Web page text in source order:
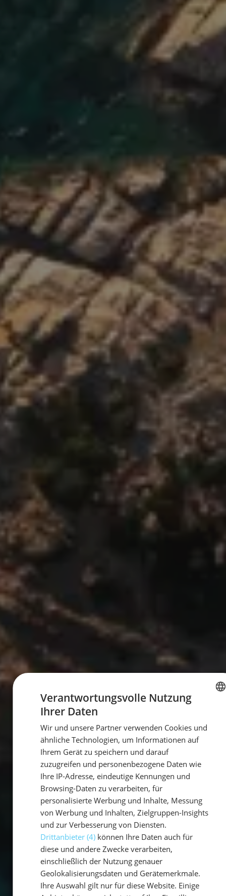
GERMAN
Verantwortungsvolle Nutzung
Ihrer Daten
Wir und unsere Partner verwenden Cookies und
ähnliche Technologien, um Informationen auf
Ihrem Gerät zu speichern und darauf
zuzugreifen und personenbezogene Daten wie
Ihre IP-Adresse, eindeutige Kennungen und
Browsing-Daten zu verarbeiten, für
personalisierte Werbung und Inhalte, Messung
von Werbung und Inhalten, Zielgruppen-Insights
und zur Verbesserung von Diensten.
Drittanbieter (4)können Ihre Daten auch für
diese und andere Zwecke verarbeiten,
einschließlich der Nutzung genauer
Geolokalisierungsdaten und Gerätemerkmale.
Ihre Auswahl gilt nur für diese Website. Einige